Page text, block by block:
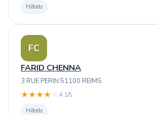
Hôtels
FC
FARID CHENNA
3 RUE PERIN 51100 REIMS
★★★★ ☆ 4.1/5
Hôtels